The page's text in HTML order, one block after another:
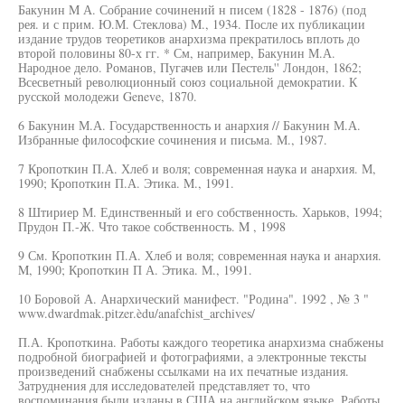
Бакунин M А. Собрание сочинений н писем (1828 - 1876) (под
рея. и с прим. Ю.М. Стеклова) M., 1934. После их публикации
издание трудов теоретиков анархизма прекратилось вплоть до
второй половины 80-х гг. * См, например, Бакунин М.А.
Народное дело. Романов, Пугачев или Пестель'' Лондон, 1862;
Всесветный революционный союз социальной демократии. К
русской молодежи Geneve, 1870.
6 Бакунин М.А. Государственность и анархия // Бакунин М.А.
Избранные философские сочинения и письма. М., 1987.
7 Кропоткин П.А. Хлеб и воля; современная наука и анархия. М,
1990; Кропоткин П.А. Этика. M., 1991.
8 Штириер М. Единственный и его собственность. Харьков, 1994;
Прудон П.-Ж. Что такое собственность. M , 1998
9 См. Кропоткин П.А. Хлеб и воля; современная наука и анархия.
M, 1990; Кропоткин П А. Этика. М., 1991.
10 Боровой А. Анархический манифест. "Родина". 1992 , № 3 "
www.dwardmak.pitzer.èdu/anafchist_archives/
П.А. Кропоткина. Работы каждого теоретика анархизма снабжены
подробной биографией и фотографиями, а электронные тексты
произведений снабжены ссылками на их печатные издания.
Затруднения для исследователей представляет то, что